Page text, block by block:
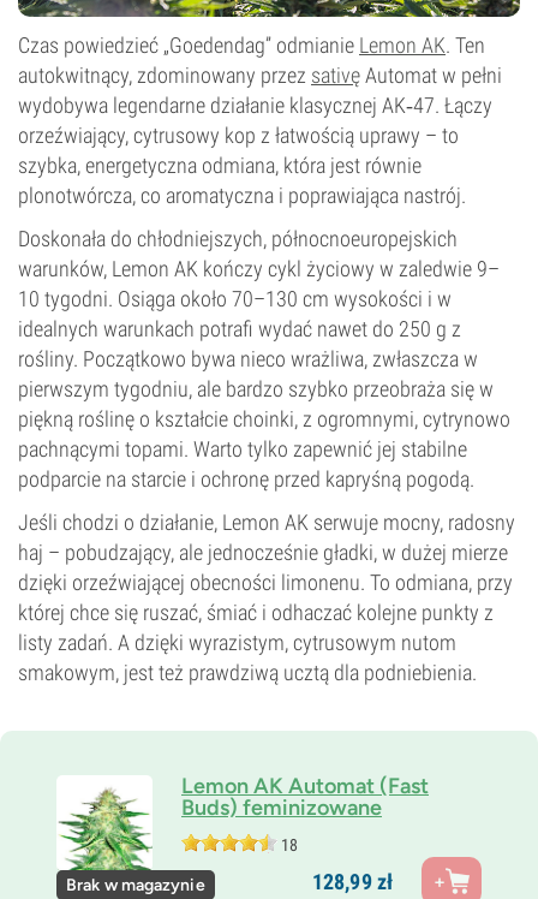
Czas powiedzieć „Goedendag” odmianie Lemon AK. Ten
autokwitnący, zdominowany przez sativęAutomat w pełni
wydobywa legendarne działanie klasycznej AK‑47. Łączy
orzeźwiający, cytrusowy kop z łatwością uprawy – to
szybka, energetyczna odmiana, która jest równie
plonotwórcza, co aromatyczna i poprawiająca nastrój.
Doskonała do chłodniejszych, północnoeuropejskich
warunków, Lemon AK kończy cykl życiowy w zaledwie 9–
10 tygodni. Osiąga około 70–130 cm wysokości i w
idealnych warunkach potrafi wydać nawet do 250 g z
rośliny. Początkowo bywa nieco wrażliwa, zwłaszcza w
pierwszym tygodniu, ale bardzo szybko przeobraża się w
piękną roślinę o kształcie choinki, z ogromnymi, cytrynowo
pachnącymi topami. Warto tylko zapewnić jej stabilne
podparcie na starcie i ochronę przed kapryśną pogodą.
Jeśli chodzi o działanie, Lemon AK serwuje mocny, radosny
haj – pobudzający, ale jednocześnie gładki, w dużej mierze
dzięki orzeźwiającej obecności limonenu. To odmiana, przy
której chce się ruszać, śmiać i odhaczać kolejne punkty z
listy zadań. A dzięki wyrazistym, cytrusowym nutom
smakowym, jest też prawdziwą ucztą dla podniebienia.
Lemon AK Automat (Fast
Buds) feminizowane
18
Rodzice
AK-47 x Automat
Brak w magazynie 128,99zł